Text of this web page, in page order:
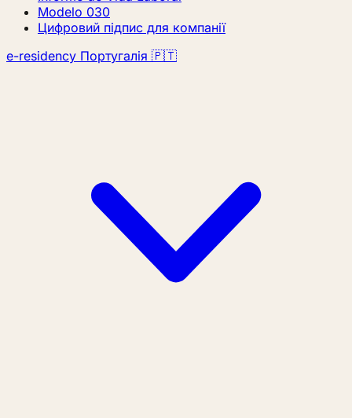
Modelo 030
Цифровий підпис для компанії
e-residency Португалія 🇵🇹